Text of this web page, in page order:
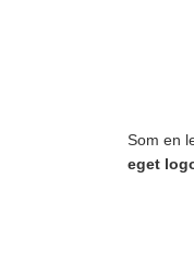
Som en
eget